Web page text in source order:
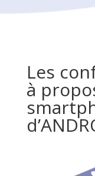
Les
à